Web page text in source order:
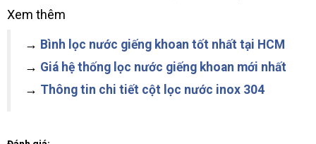
Xem thêm
→ Bình lọc nước giếng khoan tốt nhất tại HCM
→ Giá hệ thống lọc nước giếng khoan mới nhất
→ Thông tin chi tiết cột lọc nước inox 304